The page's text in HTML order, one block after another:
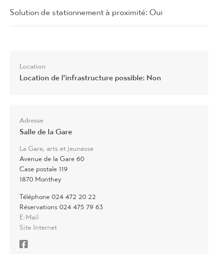
Solution de stationnement à proximité: Oui
Location
Location de l'infrastructure possible: Non
Adresse
Salle de la Gare
La Gare, arts et jeunesse
Avenue de la Gare 60
Case postale 119
1870 Monthey
Téléphone 024 472 20 22
Réservations 024 475 79 63
E-Mail
Site Internet